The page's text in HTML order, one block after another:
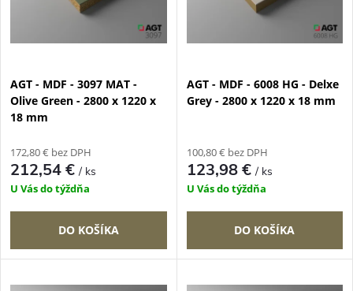
e
p
o
d
u
s
p
r
o
d
k
AGT - MDF - 3097 MAT -
Olive Green - 2800 x 1220 x
18 mm
172,80 € bez DPH
212,54 €/ ks
U Vás do týždňa
DO KOŠÍKA
AGT - MDF - 6008 HG - Delxe
Grey - 2800 x 1220 x 18 mm
100,80 € bez DPH
123,98 €/ ks
U Vás do týždňa
DO KOŠÍKA